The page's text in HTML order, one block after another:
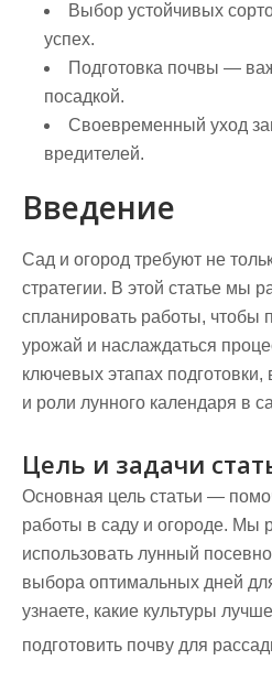
Выбор устойчивых
успех.
Подготовка почвы —
посадкой.
Своевременный уход
вредителей.
Введение
Сад и огород требуют не
стратегии. В этой статье мы
спланировать работы, чтобы
урожай и наслаждаться
ключевых этапах
и роли лунного календаря в
Цель и задачи
Основная цель статьи —
работы в саду и огороде. Мы
использовать лунный
выбора оптимальных дней
узнаете, какие культуры
подготовить почву для